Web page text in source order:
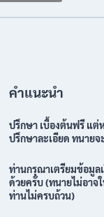
คำแนะนำ
ปรึกษา เบื้องต้นฟรี แต่
ปรึกษาละเอียด ทนาย
ท่านกรุณาเตรียมข้อมูล
ด้วยครับ (ทนายไม่อาจ
ท่านไม่ครบถ้วน)